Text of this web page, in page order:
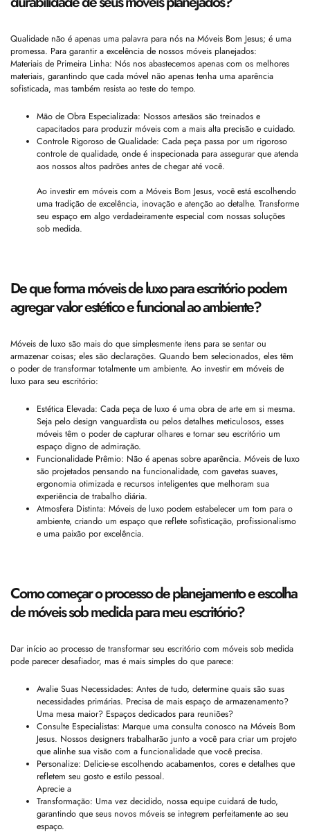
Qualidade não é apenas uma palavra para nós na Móveis Bom Jesus; é uma
promessa. Para garantir a excelência de nossos móveis planejados:
Materiais de Primeira Linha: Nós nos abastecemos apenas com os melhores
materiais, garantindo que cada móvel não apenas tenha uma aparência
sofisticada, mas também resista ao teste do tempo.
Mão de Obra Especializada: Nossos artesãos são treinados e
capacitados para produzir móveis com a mais alta precisão e cuidado.
Controle Rigoroso de Qualidade: Cada peça passa por um rigoroso
controle de qualidade, onde é inspecionada para assegurar que atenda
aos nossos altos padrões antes de chegar até você.
Ao investir em móveis com a Móveis Bom Jesus, você está escolhendo
uma tradição de excelência, inovação e atenção ao detalhe. Transforme
seu espaço em algo verdadeiramente especial com nossas soluções
sob medida.
De que forma móveis de luxo para escritório podem
agregar valor estético e funcional ao ambiente?
Móveis de luxo são mais do que simplesmente itens para se sentar ou
armazenar coisas; eles são declarações. Quando bem selecionados, eles têm
o poder de transformar totalmente um ambiente. Ao investir em móveis de
luxo para seu escritório:
Estética Elevada: Cada peça de luxo é uma obra de arte em si mesma.
Seja pelo design vanguardista ou pelos detalhes meticulosos, esses
móveis têm o poder de capturar olhares e tornar seu escritório um
espaço digno de admiração.
Funcionalidade Prêmio: Não é apenas sobre aparência. Móveis de luxo
são projetados pensando na funcionalidade, com gavetas suaves,
ergonomia otimizada e recursos inteligentes que melhoram sua
experiência de trabalho diária.
Atmosfera Distinta: Móveis de luxo podem estabelecer um tom para o
ambiente, criando um espaço que reflete sofisticação, profissionalismo
e uma paixão por excelência.
Como começar o processo de planejamento e escolha
de móveis sob medida para meu escritório?
Dar início ao processo de transformar seu escritório com móveis sob medida
pode parecer desafiador, mas é mais simples do que parece:
Avalie Suas Necessidades: Antes de tudo, determine quais são suas
necessidades primárias. Precisa de mais espaço de armazenamento?
Uma mesa maior? Espaços dedicados para reuniões?
Consulte Especialistas: Marque uma consulta conosco na Móveis Bom
Jesus. Nossos designers trabalharão junto a você para criar um projeto
que alinhe sua visão com a funcionalidade que você precisa.
Personalize: Delicie-se escolhendo acabamentos, cores e detalhes que
refletem seu gosto e estilo pessoal.
Aprecie a
Transformação: Uma vez decidido, nossa equipe cuidará de tudo,
garantindo que seus novos móveis se integrem perfeitamente ao seu
espaço.